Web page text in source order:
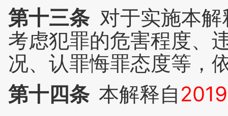
第十三条 对于实施本
考虑犯罪的危害程度、
况、认罪悔罪态度等，
第十四条 本解释自